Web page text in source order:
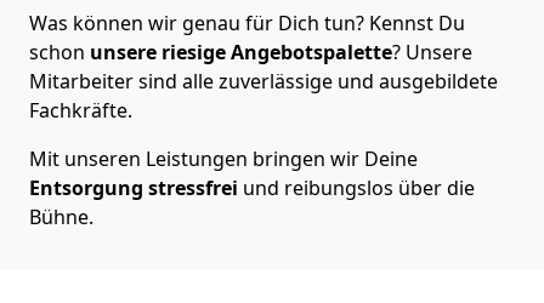
Was können wir genau für Dich tun? Kennst Du
schon unsere riesige Angebotspalette? Unsere
Mitarbeiter sind alle zuverlässige und ausgebildete
Fachkräfte.
Mit unseren Leistungen bringen wir Deine
Entsorgung stressfrei und reibungslos über die
Bühne.